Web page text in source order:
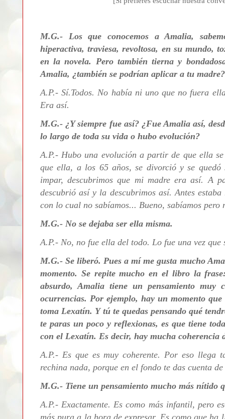
M.G.- Los que conocemos a Amalia,
hiperactiva, traviesa, revoltosa, en su mundo,
en la novela. Pero también tierna y
Amalia, ¿también se podrían aplicar a tu madre?
A.P.- Sí.Todos. No había ni uno que no fuera
Era así.
M.G.- ¿Y siempre fue así? ¿Fue Amalia así,
lo largo de toda su vida o hubo evolución?
A.P.- Hubo una evolución a partir de que ella
que ella, a los 65 años, se divorció y se quedó
impar, descubrimos que mi madre era así. A
descubrió así y la descubrimos así. Antes
con lo cual no sabíamos... Bueno, sabíamos pero
M.G.- No se dejaba ser ella misma.
A.P.- No, no fue ella del todo. Lo fue una vez
M.G.- Se liberó. Pues a mí me gusta mucho
momento. Se repite mucho en el libro la
absurdo, Amalia tiene un pensamiento muy
ocurrencias. Por ejemplo, hay un momento
toma Lexatín. Y tú te quedas pensando qué
te paras un poco y reflexionas, es que tiene
con el Lexatín. Es decir, hay mucha coherencia
A.P.- Es que es muy coherente. Por eso llega
rechina nada, porque en el fondo te das cuenta
M.G.- Tiene un pensamiento mucho más nítido
A.P.- Exactamente. Es como más infantil, pero
más pura a la hora de expresar. Es como que ha